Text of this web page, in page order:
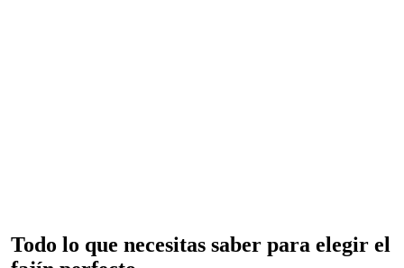
Todo lo que necesitas saber para elegir el